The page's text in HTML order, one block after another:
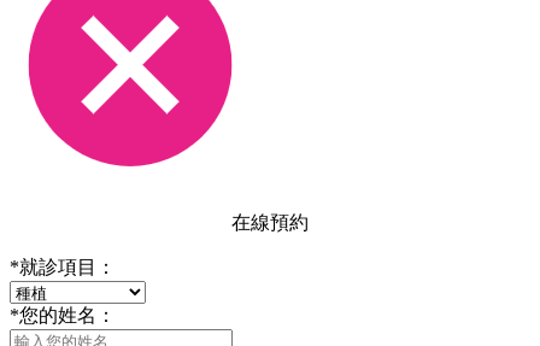
在線預約
*就診項目：
*您的姓名：